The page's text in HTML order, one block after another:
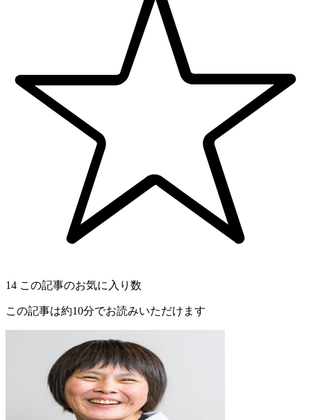
14 この記事のお気に入り数
この記事は約10分でお読みいただけます